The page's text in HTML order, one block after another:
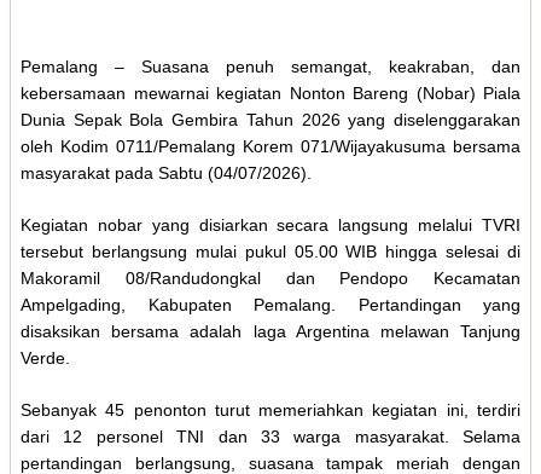
Pemalang – Suasana penuh semangat, keakraban, dan
kebersamaan mewarnai kegiatan Nonton Bareng (Nobar) Piala
Dunia Sepak Bola Gembira Tahun 2026 yang diselenggarakan
oleh Kodim 0711/Pemalang Korem 071/Wijayakusuma bersama
masyarakat pada Sabtu (04/07/2026).
Kegiatan nobar yang disiarkan secara langsung melalui TVRI
tersebut berlangsung mulai pukul 05.00 WIB hingga selesai di
Makoramil 08/Randudongkal dan Pendopo Kecamatan
Ampelgading, Kabupaten Pemalang. Pertandingan yang
disaksikan bersama adalah laga Argentina melawan Tanjung
Verde.
Sebanyak 45 penonton turut memeriahkan kegiatan ini, terdiri
dari 12 personel TNI dan 33 warga masyarakat. Selama
pertandingan berlangsung, suasana tampak meriah dengan